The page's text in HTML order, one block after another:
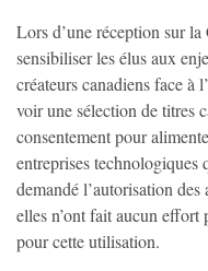
Lors d’une réception sur
sensibiliser les élus aux
créateurs canadiens face à
voir une sélection de titres
consentement pour
entreprises technologiques
demandé l’autorisation
elles n’ont fait aucun
pour cette utilisation.